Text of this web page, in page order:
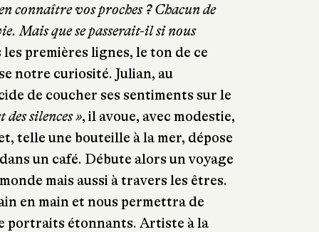
connaître vos proches ? Chacun de
Mais que se passerait-il si nous
premières lignes, le ton de ce
notre curiosité. Julian, au
de coucher ses sentiments sur le
des silences», il avoue, avec modestie,
telle une bouteille à la mer, dépose
un café. Débute alors un voyage
mais aussi à travers les êtres.
en main et nous permettra de
portraits étonnants. Artiste à la